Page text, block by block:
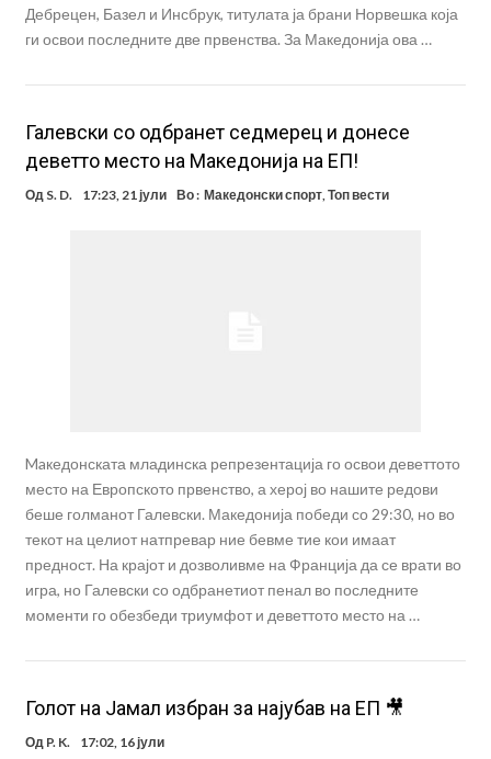
Дебрецен, Базел и Инсбрук, титулата ја брани Норвешка која
ги освои последните две првенства. За Македонија ова …
Галевски со одбранет седмерец и донесе
деветто место на Македонија на ЕП!
Од S. D. 17:23, 21 јули Во : Македонски спорт,Топ вести
Maкедонската младинска репрезентација го освои деветтото
место на Европското првенство, а херој во нашите редови
беше голманот Галевски. Македонија победи со 29:30, но во
текот на целиот натпревар ние бевме тие кои имаат
предност. На крајот и дозволивме на Франција да се врати во
игра, но Галевски со одбранетиот пенал во последните
моменти го обезбеди триумфот и деветтото место на …
Голот на Јамал избран за најубав на ЕП 🎥
Од P. K.
17:02, 16 јули